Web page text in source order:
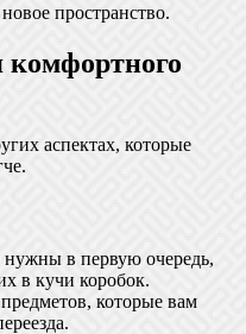
пространство.
комфортного
аспектах, которые
в первую очередь,
в кучи коробок.
которые вам